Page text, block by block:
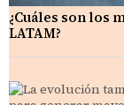
¿Cuáles son los
LATAM?